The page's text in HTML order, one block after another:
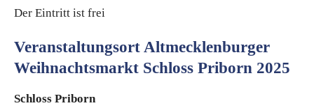
Der Eintritt ist frei
Veranstaltungsort Altmecklenburger
Weihnachtsmarkt Schloss Priborn 2025
Schloss Priborn